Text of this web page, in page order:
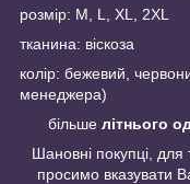
розмір: M, L, XL, 2XL
тканина: віскоза
колір: бежевий,
менеджера)
більше літнього
Шановні покупці, для
просимо вказувати